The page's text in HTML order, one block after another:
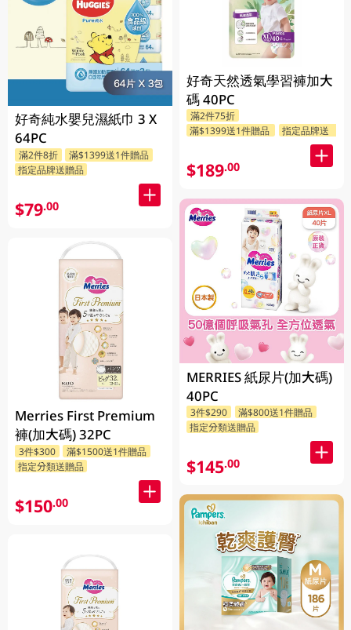
好奇純水嬰兒濕紙巾 3 X
64PC
滿2件8折
滿$1399送1件贈品
指定品牌送贈品
$79.00
Merries First Premium
褲(加大碼) 32PC
3件$300
滿$1500送1件贈品
指定分類送贈品
$150.00
好奇天然透氣學習褲加大
碼 40PC
滿2件75折
滿$1399送1件贈品
指定品牌送贈品
$189.00
MERRIES 紙尿片(加大碼)
40PC
3件$290
滿$800送1件贈品
指定分類送贈品
$145.00